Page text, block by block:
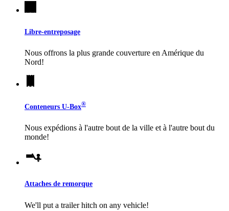
Libre-entreposage
Nous offrons la plus grande couverture en Amérique du
Nord!
Conteneurs U-Box®
Nous expédions à l'autre bout de la ville et à l'autre bout du
monde!
Attaches de remorque
We'll put a trailer hitch on any vehicle!